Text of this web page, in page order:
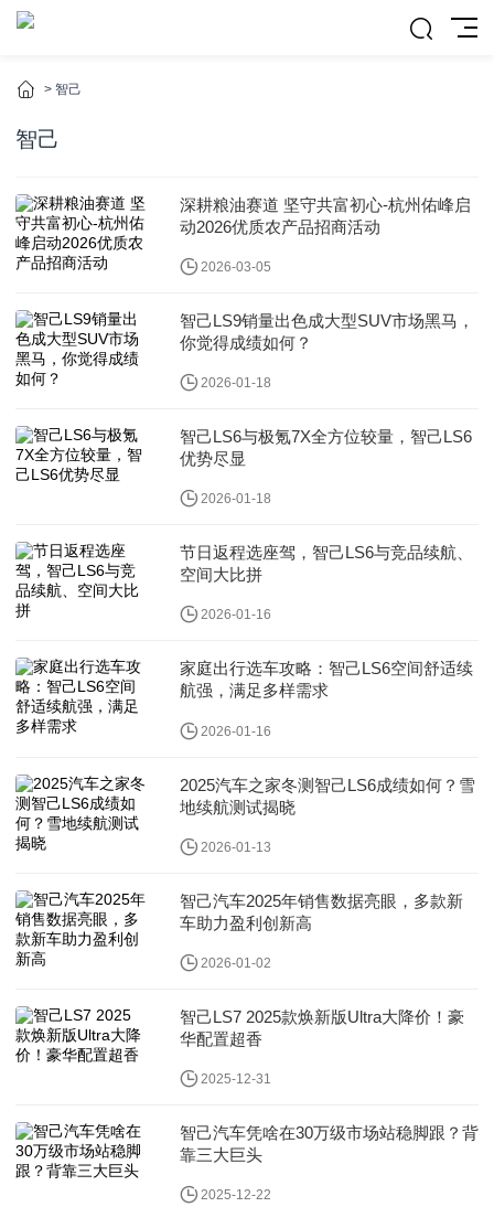
> 智己
智己
深耕粮油赛道 坚守共富初心-杭州佑峰启
动2026优质农产品招商活动
2026-03-05
智己LS9销量出色成大型SUV市场黑马，
你觉得成绩如何？
2026-01-18
智己LS6与极氪7X全方位较量，智己LS6
优势尽显
2026-01-18
节日返程选座驾，智己LS6与竞品续航、
空间大比拼
2026-01-16
家庭出行选车攻略：智己LS6空间舒适续
航强，满足多样需求
2026-01-16
2025汽车之家冬测智己LS6成绩如何？雪
地续航测试揭晓
2026-01-13
智己汽车2025年销售数据亮眼，多款新
车助力盈利创新高
2026-01-02
智己LS7 2025款焕新版Ultra大降价！豪
华配置超香
2025-12-31
智己汽车凭啥在30万级市场站稳脚跟？背
靠三大巨头
2025-12-22